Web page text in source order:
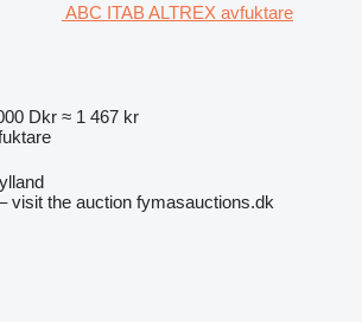
ABC ITAB ALTREX avfuktare
Dkr ≈ 1 467 kr
visit the auction fymasauctions.dk